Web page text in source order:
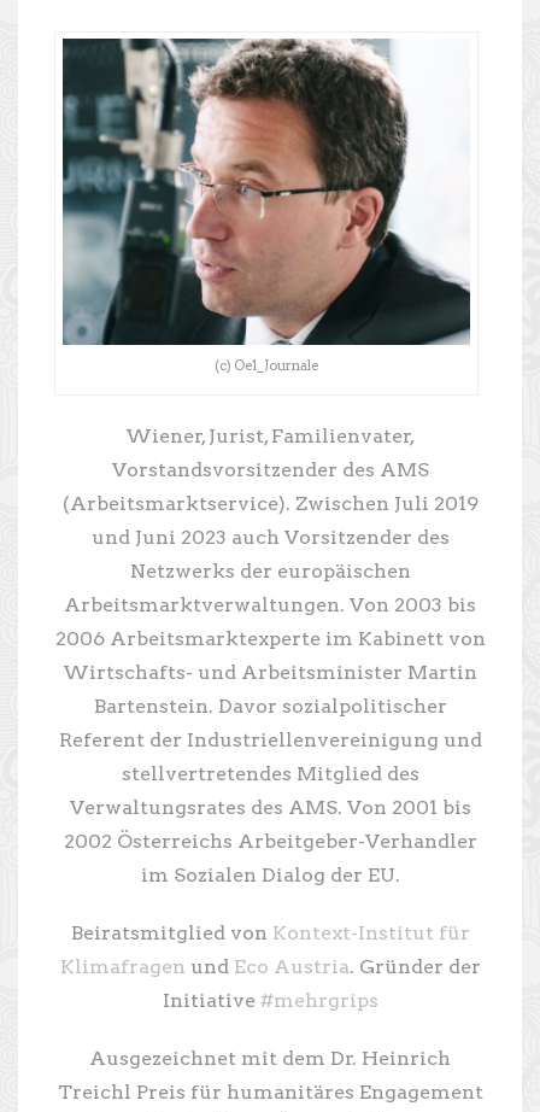
(c) Oe1_Journale
Wiener, Jurist, Familienvater,
Vorstandsvorsitzender des AMS
(Arbeitsmarktservice). Zwischen Juli 2019
und Juni 2023 auch Vorsitzender des
Netzwerks der europäischen
Arbeitsmarktverwaltungen. Von 2003 bis
2006 Arbeitsmarktexperte im Kabinett von
Wirtschafts- und Arbeitsminister Martin
Bartenstein. Davor sozialpolitischer
Referent der Industriellenvereinigung und
stellvertretendes Mitglied des
Verwaltungsrates des AMS. Von 2001 bis
2002 Österreichs Arbeitgeber-Verhandler
im Sozialen Dialog der EU.
Beiratsmitglied von Kontext-Institut für
Klimafragen und Eco Austria. Gründer der
Initiative #mehrgrips
Ausgezeichnet mit dem Dr. Heinrich
Treichl Preis für humanitäres Engagement